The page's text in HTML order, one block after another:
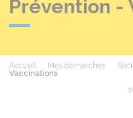
Prévention -
Accueil Mes démarches
Vaccinations